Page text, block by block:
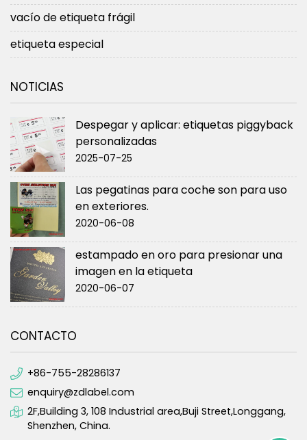
vacío de etiqueta frágil
etiqueta especial
NOTICIAS
Despegar y aplicar: etiquetas piggyback
personalizadas
2025-07-25
Las pegatinas para coche son para uso
en exteriores.
2020-06-08
estampado en oro para presionar una
imagen en la etiqueta
2020-06-07
CONTACTO
+86-755-28286137
enquiry@zdlabel.com
2F,Building 3, 108 Industrial area,Buji Street,Longgang,
Shenzhen, China.